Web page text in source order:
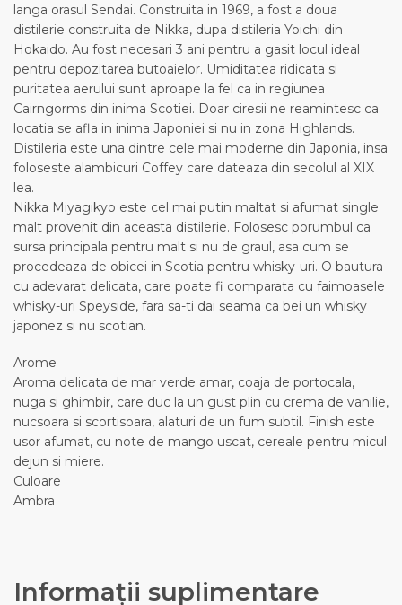
langa orasul Sendai. Construita in 1969, a fost a doua
distilerie construita de Nikka, dupa distileria Yoichi din
Hokaido. Au fost necesari 3 ani pentru a gasit locul ideal
pentru depozitarea butoaielor. Umiditatea ridicata si
puritatea aerului sunt aproape la fel ca in regiunea
Cairngorms din inima Scotiei. Doar ciresii ne reamintesc ca
locatia se afla in inima Japoniei si nu in zona Highlands.
Distileria este una dintre cele mai moderne din Japonia, insa
foloseste alambicuri Coffey care dateaza din secolul al XIX
lea.
Nikka Miyagikyo este cel mai putin maltat si afumat single
malt provenit din aceasta distilerie. Folosesc porumbul ca
sursa principala pentru malt si nu de graul, asa cum se
procedeaza de obicei in Scotia pentru whisky-uri. O bautura
cu adevarat delicata, care poate fi comparata cu faimoasele
whisky-uri Speyside, fara sa-ti dai seama ca bei un whisky
japonez si nu scotian.
Arome
Aroma delicata de mar verde amar, coaja de portocala,
nuga si ghimbir, care duc la un gust plin cu crema de vanilie,
nucsoara si scortisoara, alaturi de un fum subtil. Finish este
usor afumat, cu note de mango uscat, cereale pentru micul
dejun si miere.
Culoare
Ambra
Informații suplimentare